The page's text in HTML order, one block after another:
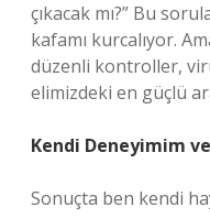
çıkacak mı?” Bu
kafamı kurcalıyor.
düzenli kontroller,
elimizdeki en güçlü
Kendi Deneyimim
Sonuçta ben kendi